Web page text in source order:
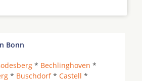
Bonn
* Bechlinghoven *
* Buschdorf* Castell *